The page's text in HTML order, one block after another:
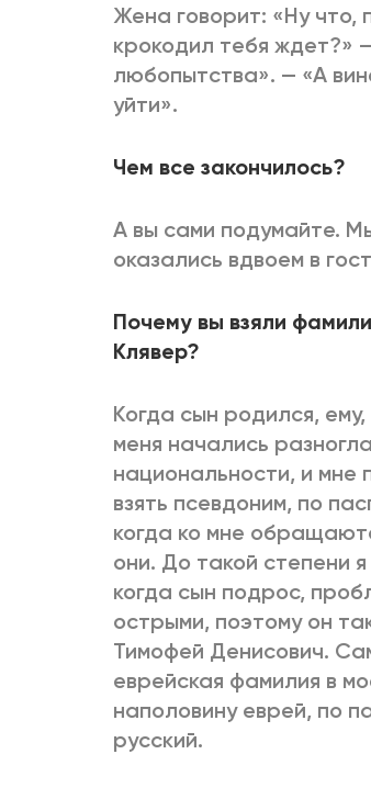
Жена говорит: «Ну что,
крокодил тебя ждет?»
любопытства». — «А
уйти».
Чем все закончилось?
А вы сами подумайте.
оказались вдвоем в
Почему вы взяли
Клявер?
Когда сын родился,
меня начались
национальности, и
взять псевдоним, по
когда ко мне
они. До такой степени
когда сын подрос,
острыми, поэтому он
Тимофей Денисович.
еврейская фамилия в
наполовину еврей, по
русский.